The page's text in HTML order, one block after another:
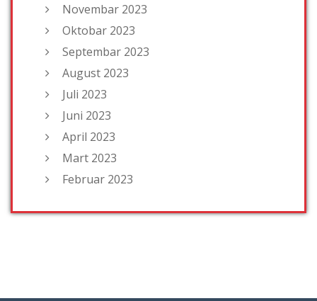
Novembar 2023
Oktobar 2023
Septembar 2023
August 2023
Juli 2023
Juni 2023
April 2023
Mart 2023
Februar 2023